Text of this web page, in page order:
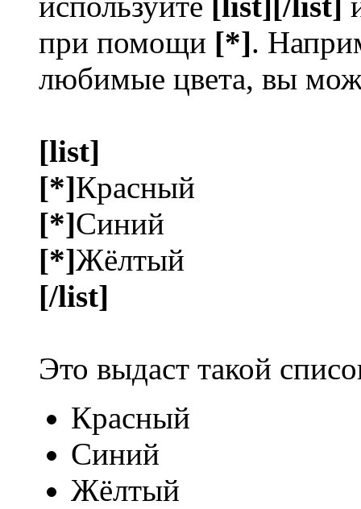
при помощи [*].
любимые цвета, вы
[list]
[*]Красный
[*]Синий
[*]Жёлтый
[/list]
Это выдаст такой
Красный
Синий
Жёлтый